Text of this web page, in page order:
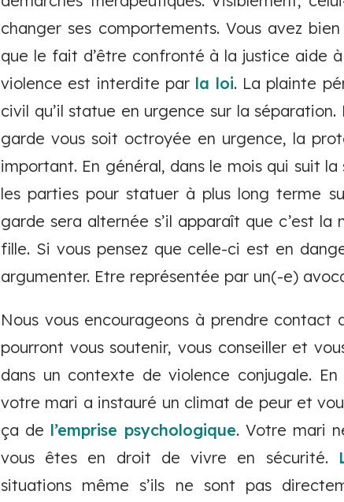
changer ses comportements. Vous avez
que le fait d’être confronté à la justice aide
violence est interdite par la loi. La plainte
civil qu’il statue en urgence sur la
garde vous soit octroyée en urgence, la
important. En général, dans le mois qui suit
les parties pour statuer à plus long terme
garde sera alternée s’il apparaît que c’est
fille. Si vous pensez que celle-ci est en
argumenter. Etre représentée par un(-e)
Nous vous encourageons à prendre contact
pourront vous soutenir, vous conseiller et
dans un contexte de violence conjugale.
votre mari a instauré un climat de peur et
ça de l’emprise psychologique. Votre mari
vous êtes en droit de vivre en sécurité.
situations même s’ils ne sont pas